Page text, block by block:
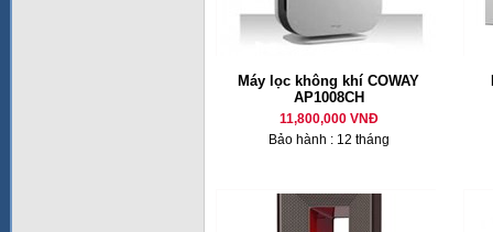
Máy lọc không khí COWAY
AP1008CH
11,800,000 VNĐ
Bảo hành : 12 tháng